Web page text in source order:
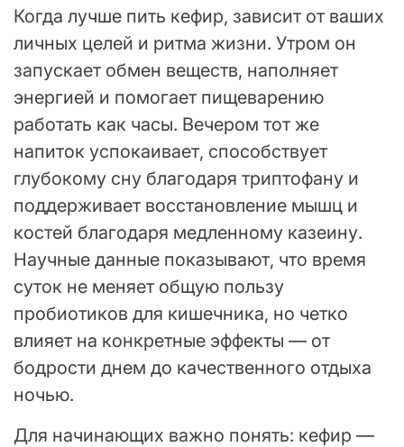
Когда лучше пить кефир, зависит от ваших
личных целей и ритма жизни. Утром он
запускает обмен веществ, наполняет
энергией и помогает пищеварению
работать как часы. Вечером тот же
напиток успокаивает, способствует
глубокому сну благодаря триптофану и
поддерживает восстановление мышц и
костей благодаря медленному казеину.
Научные данные показывают, что время
суток не меняет общую пользу
пробиотиков для кишечника, но четко
влияет на конкретные эффекты — от
бодрости днем до качественного отдыха
ночью.
Для начинающих важно понять: кефир —